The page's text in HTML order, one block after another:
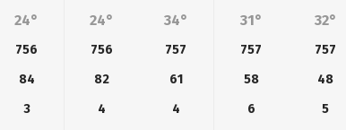
24° 24° 34° 31° 32°
756 756 757 757 757
84 82 61 58 48
3 4 4 6 5